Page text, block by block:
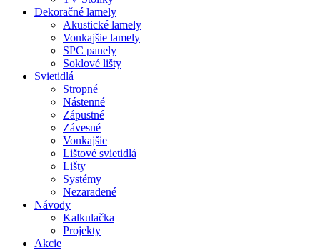
Dekoračné lamely
Akustické lamely
Vonkajšie lamely
SPC panely
Soklové lišty
Svietidlá
Stropné
Nástenné
Zápustné
Závesné
Vonkajšie
Lištové svietidlá
Lišty
Systémy
Nezaradené
Návody
Kalkulačka
Projekty
Akcie